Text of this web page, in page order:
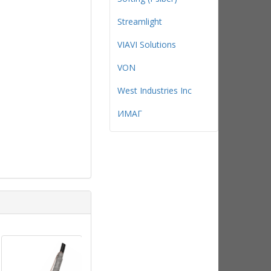
Streamlight
VIAVI Solutions
VON
West Industries Inc
ИМАГ